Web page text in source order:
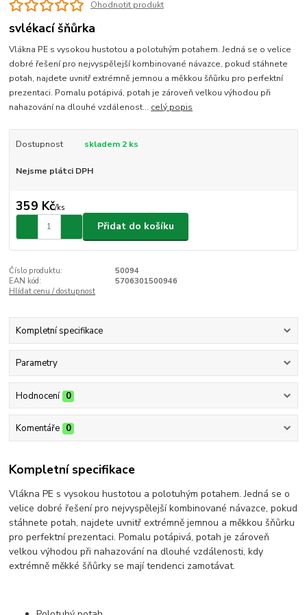
Ohodnotit produkt
svlékací šňůrka
Vlákna PE s vysokou hustotou a polotuhým potahem. Jedná se o velice
dobré řešení pro nejvyspělejší kombinované návazce, pokud stáhnete
potah, najdete uvnitř extrémně jemnou a měkkou šňůrku pro perfektní
prezentaci. Pomalu potápivá, potah je zároveň velkou výhodou při
nahazování na dlouhé vzdálenost... celý popis
Dostupnost skladem 2 ks
Nejsme plátci DPH
359 Kč/ks
Přidat do košíku
Číslo produktu:
50094
EAN kód:
5706301500946
Hlídat cenu / dostupnost
Kompletní specifikace
Parametry
Hodnocení 0
Komentáře 0
Kompletní specifikace
Vlákna PE s vysokou hustotou a polotuhým potahem. Jedná se o
velice dobré řešení pro nejvyspělejší kombinované návazce, pokud
stáhnete potah, najdete uvnitř extrémně jemnou a měkkou šňůrku
pro perfektní prezentaci. Pomalu potápivá, potah je zároveň
velkou výhodou při nahazování na dlouhé vzdálenosti, kdy
extrémně měkké šňůrky se mají tendenci zamotávat.